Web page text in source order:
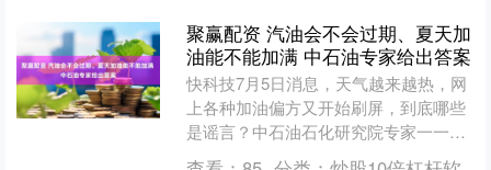
聚赢配资 汽油会不会过期、夏天加
油能不能加满 中石油专家给出答案
快科技7月5日消息，天气越来越热，网
上各种加油偏方又开始刷屏，到底哪些
是谣言？中石油石化研究院专家一一给
出权威解读。 很多车主疑惑汽油是否存